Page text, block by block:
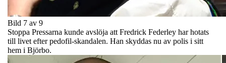
Bild 7 av 9
Stoppa Pressarna kunde avslöja att Fredrick Federley har hotats
till livet efter pedofil-skandalen. Han skyddas nu av polis i sitt
hem i Björbo.